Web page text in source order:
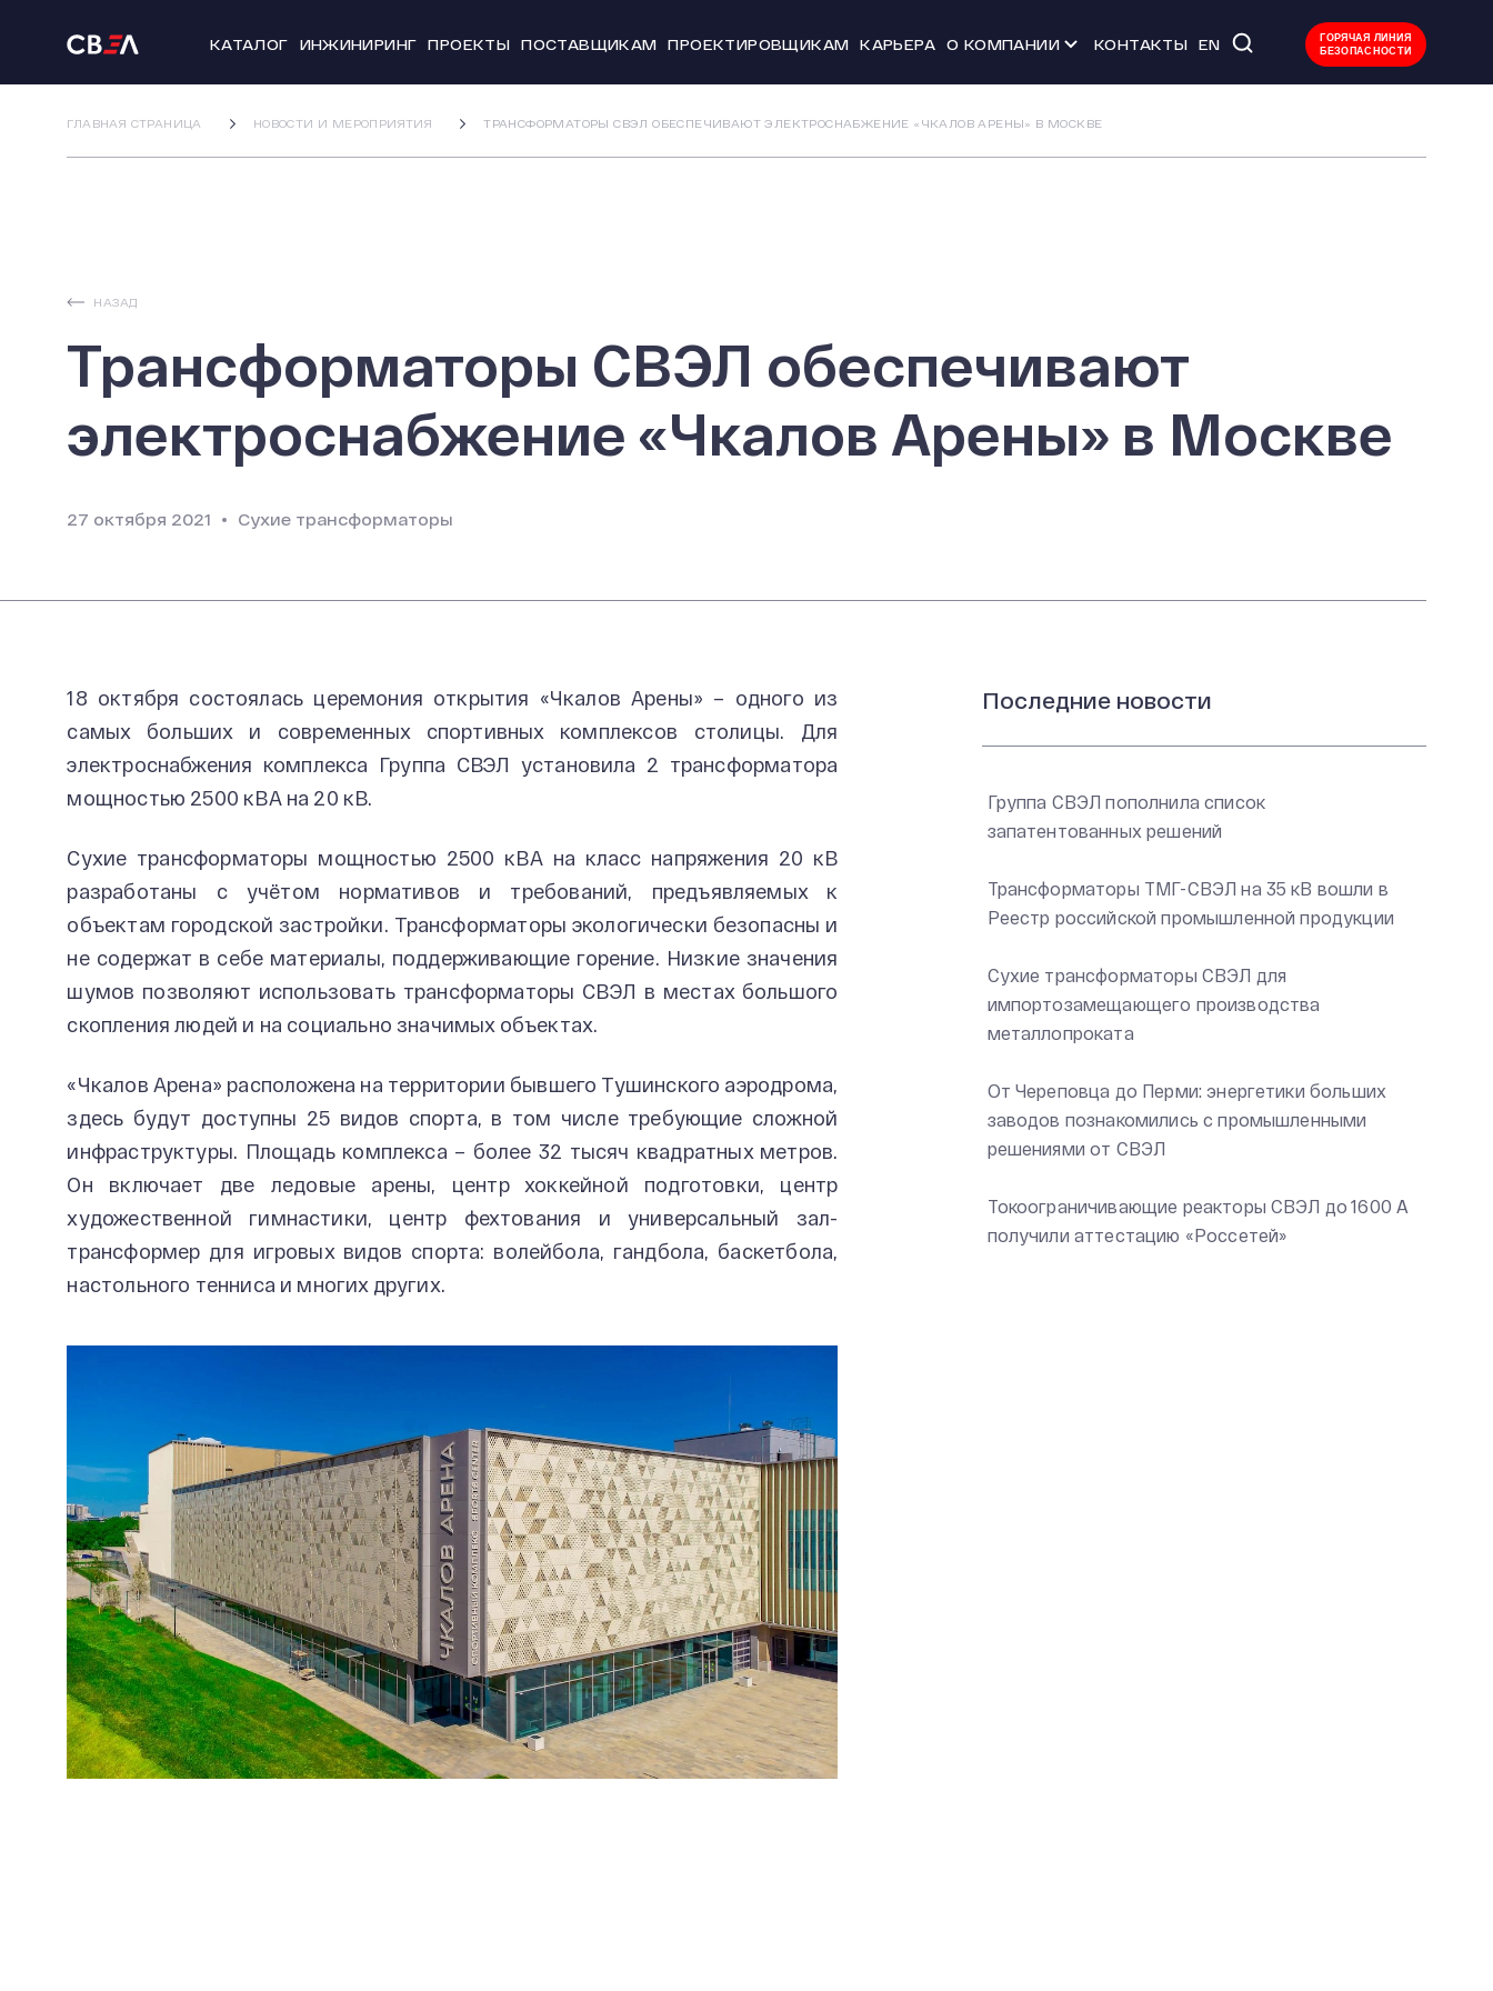
КАТАЛОГ ИНЖИНИРИНГ ПРОЕКТЫ ПОСТАВЩИКАМ ПРОЕКТИРОВЩИКАМ КАРЬЕРА О КОМПАНИИ КОНТАКТЫ EN
ГОРЯЧАЯ ЛИНИЯ
БЕЗОПАСНОСТИ
ГЛАВНАЯ СТРАНИЦА НОВОСТИ И МЕРОПРИЯТИЯ ТРАНСФОРМАТОРЫ СВЭЛ ОБЕСПЕЧИВАЮТ ЭЛЕКТРОСНАБЖЕНИЕ «ЧКАЛОВ АРЕНЫ» В МОСКВЕ
НАЗАД
Трансформаторы СВЭЛ обеспечивают
электроснабжение «Чкалов Арены» в Москве
27 октября 2021 Сухие трансформаторы
18 октября состоялась церемония открытия «Чкалов Арены» – одного из
самых больших и современных спортивных комплексов столицы. Для
электроснабжения комплекса Группа СВЭЛ установила 2 трансформатора
мощностью 2500 кВА на 20 кВ.
Сухие трансформаторы мощностью 2500 кВА на класс напряжения 20 кВ
разработаны с учётом нормативов и требований, предъявляемых к
объектам городской застройки. Трансформаторы экологически безопасны и
не содержат в себе материалы, поддерживающие горение. Низкие значения
шумов позволяют использовать трансформаторы СВЭЛ в местах большого
скопления людей и на социально значимых объектах.
«Чкалов Арена» расположена на территории бывшего Тушинского аэродрома,
здесь будут доступны 25 видов спорта, в том числе требующие сложной
инфраструктуры. Площадь комплекса – более 32 тысяч квадратных метров.
Он включает две ледовые арены, центр хоккейной подготовки, центр
художественной гимнастики, центр фехтования и универсальный зал-
трансформер для игровых видов спорта: волейбола, гандбола, баскетбола,
настольного тенниса и многих других.
Последние новости
Группа СВЭЛ пополнила список
запатентованных решений
Трансформаторы ТМГ-СВЭЛ на 35 кВ вошли в
Реестр российской промышленной продукции
Сухие трансформаторы СВЭЛ для
импортозамещающего производства
металлопроката
От Череповца до Перми: энергетики больших
заводов познакомились с промышленными
решениями от СВЭЛ
Токоограничивающие реакторы СВЭЛ до 1600 А
получили аттестацию «Россетей»